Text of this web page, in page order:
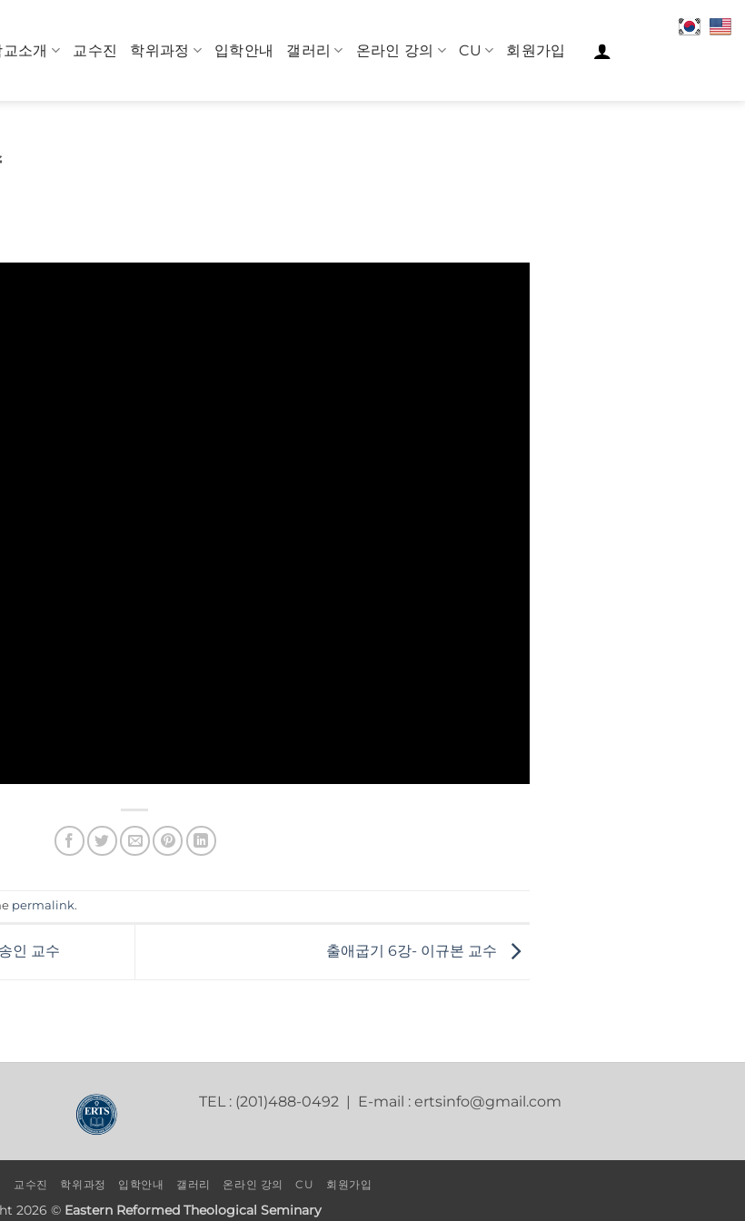
교소개 교수진 학위과정 입학안내 갤러리 온라인 강의 CU 회원가입
permalink.
인 교수 출애굽기 6강- 이규본 교수
TEL : (201)488-0492 | E-mail : ertsinfo@gmail.com
교수진 학위과정 입학안내 갤러리 온라인 강의 CU 회원가입
2026 © Eastern Reformed Theological Seminary